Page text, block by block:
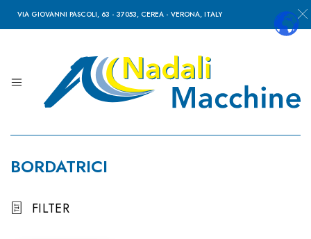
VIA GIOVANNI PASCOLI, 63 - 37053, CEREA - VERONA, ITALY
Nadali
Macchine
BORDATRICI
FILTER